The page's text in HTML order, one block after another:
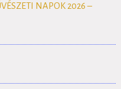
NAPOK 2026 –